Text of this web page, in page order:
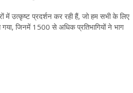
में उत्कृष्ट प्रदर्शन कर रही हैं, जो हम सभी के लिए
गया, जिनमें 1500 से अधिक प्रतिभागियों ने भाग